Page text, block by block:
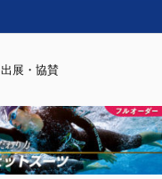
出展・協賛